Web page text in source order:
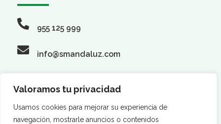
Valoramos tu privacidad
Usamos cookies para mejorar su experiencia de
navegación, mostrarle anuncios o contenidos
955 125 999
info@smandaluz.com
Síguenos